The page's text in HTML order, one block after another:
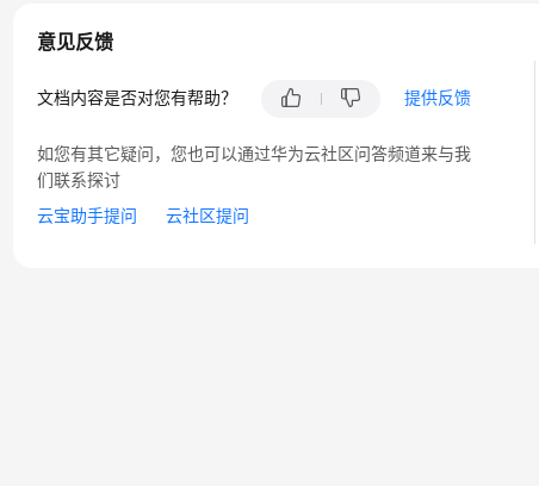
意见反馈
文档内容是否对您有帮助？ 提供反馈
如您有其它疑问，您也可以通过华为云社区问答频道来与我
们联系探讨
云宝助手提问
云社区提问